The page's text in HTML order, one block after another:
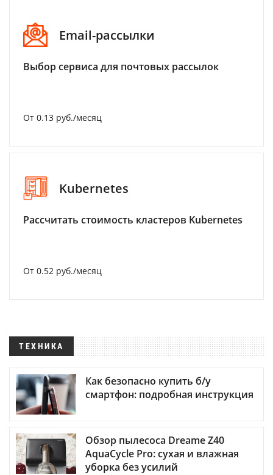
Email-рассылки
Выбор сервиса для почтовых рассылок
От 0.13 руб./месяц
Kubernetes
Рассчитать стоимость кластеров Kubernetes
От 0.52 руб./месяц
ТЕХНИКА
Как безопасно купить б/у
смартфон: подробная инструкция
Обзор пылесоса Dreame Z40
AquaCycle Pro: сухая и влажная
уборка без усилий